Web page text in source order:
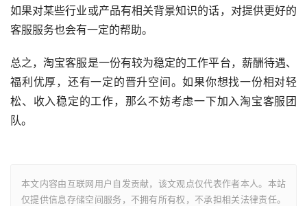
如果对某些行业或产品有相关背景知识的话，对提供更好的
客服服务也会有一定的帮助。
总之，淘宝客服是一份有较为稳定的工作平台，薪酬待遇、
福利优厚，还有一定的晋升空间。如果你想找一份相对轻
松、收入稳定的工作，那么不妨考虑一下加入淘宝客服团
队。
本文内容由互联网用户自发贡献，该文观点仅代表作者本人。本站
仅提供信息存储空间服务，不拥有所有权，不承担相关法律责任。